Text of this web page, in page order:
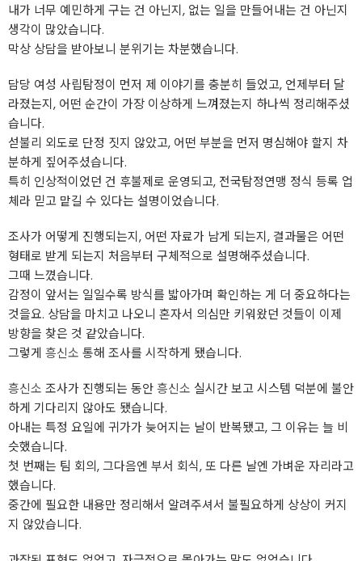
내가 너무 예민하게 구는 건 아닌지, 없는 일을 만들어내는 건 아닌지
생각이 많았습니다.
막상 상담을 받아보니 분위기는 차분했습니다.
담당 여성 사립탐정이 먼저 제 이야기를 충분히 들었고, 언제부터 달
라졌는지, 어떤 순간이 가장 이상하게 느껴졌는지 하나씩 정리해주셨
습니다.
섣불리 외도로 단정 짓지 않았고, 어떤 부분을 먼저 명심해야 할지 차
분하게 짚어주셨습니다.
특히 인상적이었던 건 후불제로 운영되고, 전국탐정연맹 정식 등록 업
체라 믿고 맡길 수 있다는 설명이었습니다.
조사가 어떻게 진행되는지, 어떤 자료가 남게 되는지, 결과물은 어떤
형태로 받게 되는지 처음부터 구체적으로 설명해주셨습니다.
그때 느꼈습니다.
감정이 앞서는 일일수록 방식를 밟아가며 확인하는 게 더 중요하다는
것을요. 상담을 마치고 나오니 혼자서 의심만 키워왔던 것들이 이제
방향을 찾은 것 같았습니다.
그렇게 흥신소 통해 조사를 시작하게 됐습니다.
흥신소 조사가 진행되는 동안흥신소 실시간 보고 시스템 덕분에 불안
하게 기다리지 않아도 됐습니다.
아내는 특정 요일에 귀가가 늦어지는 날이 반복됐고, 그 이유는 늘 비
슷했습니다.
첫 번째는 팀 회의, 그다음엔 부서 회식, 또 다른 날엔 가벼운 자리라고
했습니다.
중간에 필요한 내용만 정리해서 알려주셔서 불필요하게 상상이 커지
지 않았습니다.